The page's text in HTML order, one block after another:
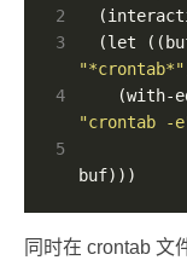
2
3
(let
"*crontab*"
4
"crontab -
5
buf)))
同时在 crontab 文